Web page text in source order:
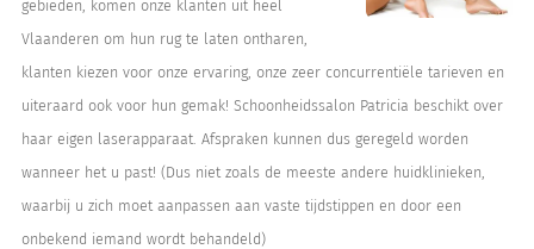
gebieden, komen onze klanten uit heel
Vlaanderen om hun rug te laten ontharen,
klanten kiezen voor onze ervaring, onze zeer concurrentiële tarieven en
uiteraard ook voor hun gemak! Schoonheidssalon Patricia beschikt over
haar eigen laserapparaat. Afspraken kunnen dus geregeld worden
wanneer het u past! (Dus niet zoals de meeste andere huidklinieken,
waarbij u zich moet aanpassen aan vaste tijdstippen en door een
onbekend iemand wordt behandeld)